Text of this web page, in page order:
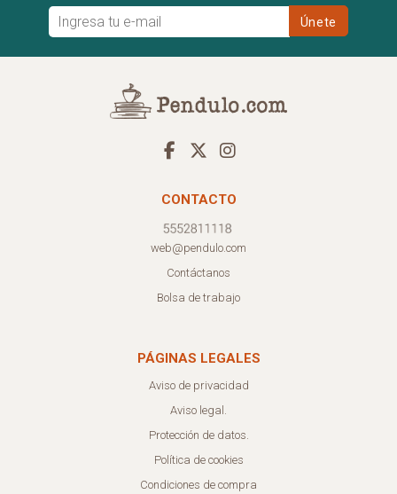
CONTACTO
web@pendulo.com
Contáctanos
Bolsa de trabajo
PÁGINAS LEGALES
Aviso de privacidad
Aviso legal.
Protección de datos.
Política de cookies
Condiciones de compra